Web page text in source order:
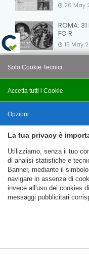
26 May
ROMA:
FO R
15 May
VELEIA:
FO
© C.T.F.R. srl
reserved Uffici e Sede
Gubbio (PG)
Privacy Policy
La tua privacy è
Utilizziamo, senza il tuo
di analisi statistiche e
Banner, mediante il
navigare in assenza di
invece all'uso dei cookies
messaggi pubblicitari
Accetta tutti i Cookie
Solo Cookie Tecnici
Salva
Opzioni
Nascondi Opzioni